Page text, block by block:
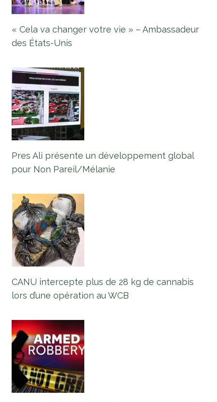
« Cela va changer votre vie » – Ambassadeur
des États-Unis
Pres Ali présente un développement global
pour Non Pareil/Mélanie
CANU intercepte plus de 28 kg de cannabis
lors d’une opération au WCB